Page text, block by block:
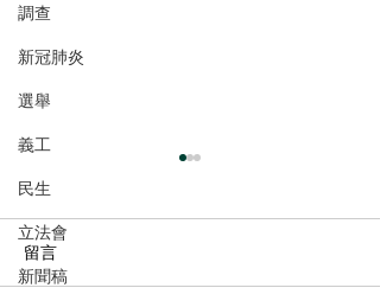
調查
新冠肺炎
選舉
義工
民生
立法會
新聞稿
留言